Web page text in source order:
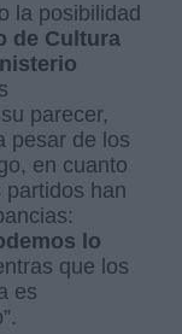
la posibilidad
de Cultura
parecer,
pesar de los
en cuanto
partidos han
lo
que los
es